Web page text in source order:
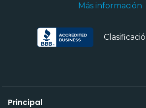
Más información
Principal